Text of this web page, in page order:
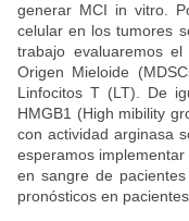
generar MCI in vitro.
celular en los tumores
trabajo evaluaremos
Origen Mieloide
Linfocitos T (LT). De
HMGB1 (High mibility
con actividad arginasa
esperamos
en sangre de
pronósticos en